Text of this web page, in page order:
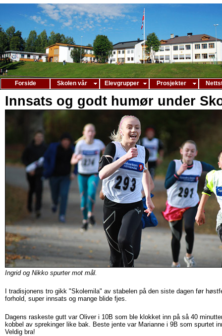
Forside Skolen vår Elevgrupper Prosjekter
Innsats og godt humør under
Ingrid og Nikko spurter mot mål.
I tradisjonens tro gikk "Skolemila" av stabelen på den siste dagen før
forhold, super innsats og mange blide fjes.
Dagens raskeste gutt var Oliver i 10B som ble klokket inn på så 40
kobbel av sprekinger like bak. Beste jente var Marianne i 9B som spurtet
Veldig bra!